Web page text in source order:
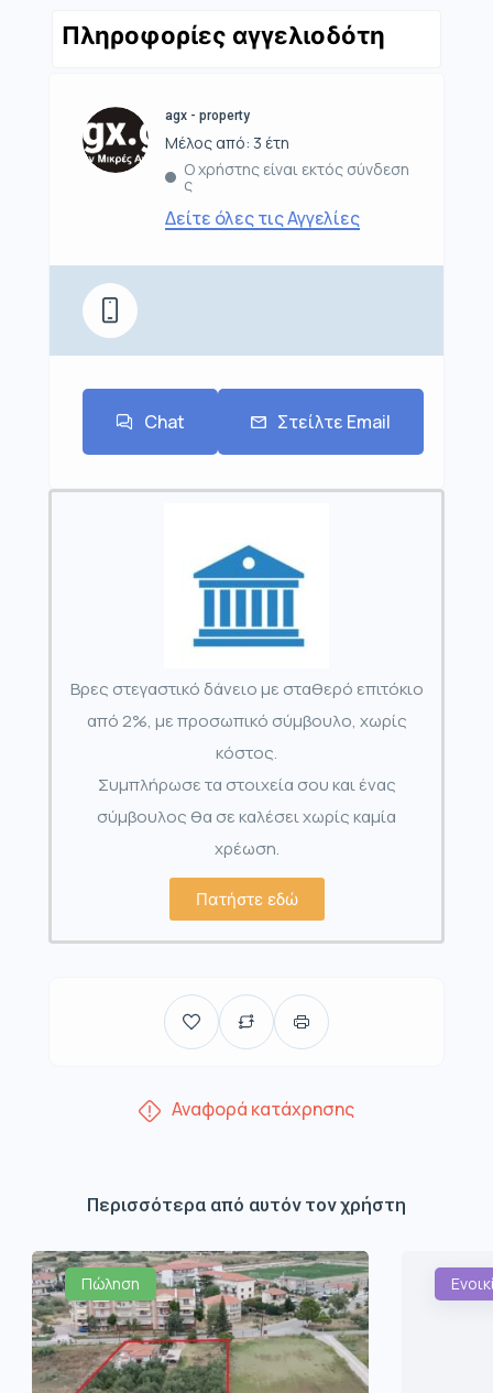
Πληροφορίες αγγελιοδότη
agx - property
Μέλος από: 3 έτη
Ο χρήστης είναι εκτός σύνδεση
ς
Δείτε όλες τις Αγγελίες
Chat Στείλτε Email
Βρες στεγαστικό δάνειο με σταθερό επιτόκιο
από 2%, με προσωπικό σύμβουλο, χωρίς
κόστος.
Συμπλήρωσε τα στοιχεία σου και ένας
σύμβουλος θα σε καλέσει χωρίς καμία
χρέωση.
Πατήστε εδώ
Αναφορά κατάχρησης
Περισσότερα από αυτόν τον χρήστη
Πώληση